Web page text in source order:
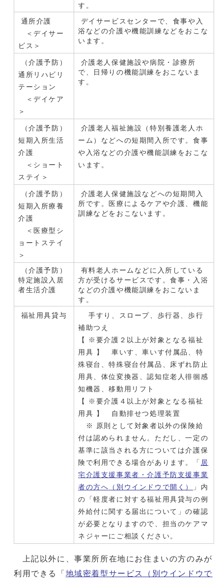
す。
通所介護
＜デイサー
ビス＞
デイサービスセンターで、食事や入
浴などの介護や機能訓練などをおこな
います。
（介護予防）
通所リハビリ
テーション
＜デイケア
＞
介護老人保健施設や病院・診療所
で、日帰りの機能訓練をおこないま
す。
（介護予防）
短期入所生活
介護
＜ショート
ステイ＞
介護老人福祉施設（特別養護老人ホ
ーム）などへの短期間入所です。食事
や入浴などの介護や機能訓練をおこな
います。
（介護予防）
短期入所療養
介護
＜医療型シ
ョートステイ
＞
介護老人保健施設などへの短期間入
所です。医療によるケアや介護、機能
訓練などをおこないます。
（介護予防）
特定施設入居
者生活介護
有料老人ホームなどに入所している
方が受けるサービスです。食事・入浴
などの介護や機能訓練をおこないま
す。
福祉用具貸与
手すり、スロープ、歩行器、歩行
補助つえ
【 ※要介護２以上が対象となる福祉
用具 】 車いす、車いす付属品、特
殊寝台、特殊寝台付属品、床ずれ防止
用具、体位変換器、認知症老人徘徊感
知機器、移動用リフト
【 ※要介護４以上が対象となる福祉
用具 】 自動排せつ処理装置
※ 原則として対象者以外の保険給
付は認められません。ただし、一定の
基準に該当される方については介護保
険で利用できる場合があります。「 居
宅介護支援事業者・介護予防支援事業
者の方へ （別ウインドウで開く）
」内
の「軽度者に対する福祉用具貸与の例
外給付に関する届出について」の確認
が必要となりますので、担当のケアマ
ネジャーにご相談ください。
上記以外に、事業所所在地にお住まいの方のみが
利用できる「 地域密着型サービス
（別ウインドウで